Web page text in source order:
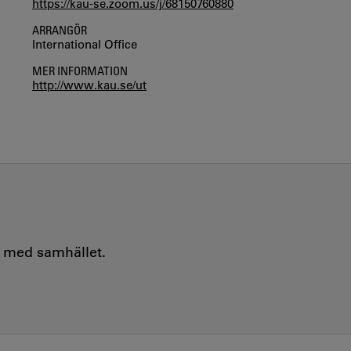
https://kau-se.zoom.us/j/68150760880
ARRANGÖR
International Office
MER INFORMATION
http://www.kau.se/ut
samhället.